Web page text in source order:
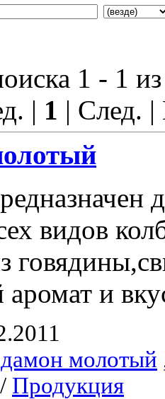
1 - 1
| 1 | След.
видов
аромат и
молотый
/ Продукция